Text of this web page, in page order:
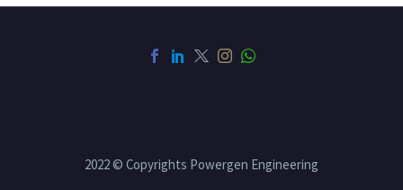
2022 © Copyrights Powergen Engineering